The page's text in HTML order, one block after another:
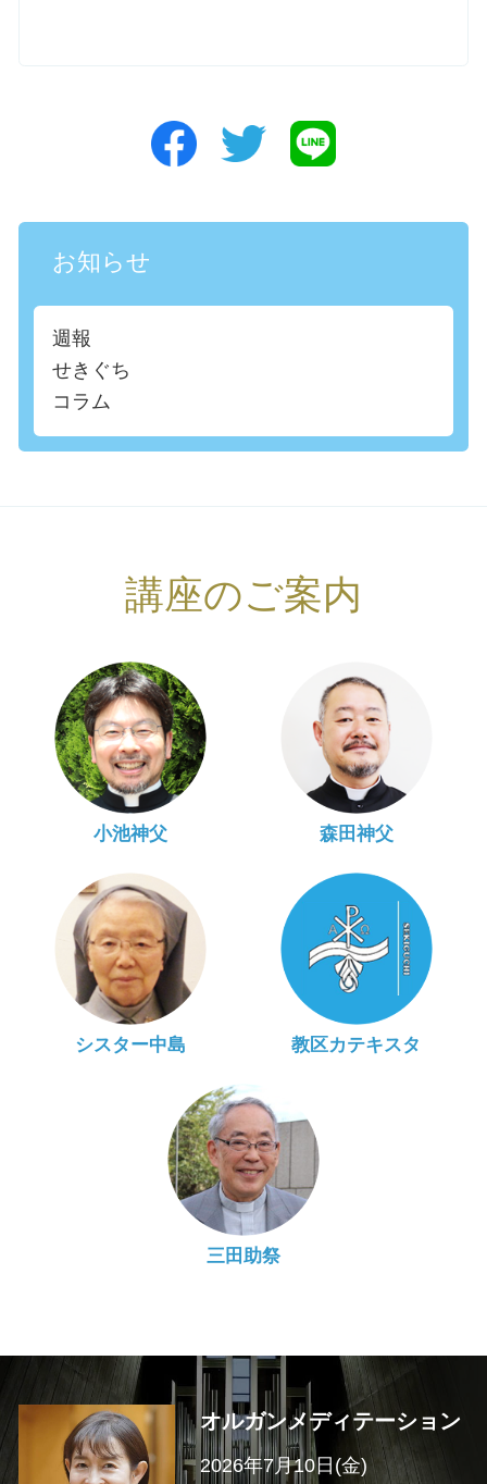
お知らせ
週報
せきぐち
コラム
講座のご案内
小池神父 森田神父
シスター中島 教区カテキスタ
三田助祭
オルガンメディテーション
2026年7月10日(金)